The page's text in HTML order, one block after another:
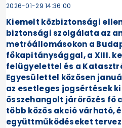
2026-01-29 14:36:00
Kiemelt közbiztonsági
biztonsági szolgálata az
metróállomásokon a
főkapitánysággal, a XIII.
felügyelettel és a
Egyesülettel közösen
az esetleges jogsértések
összehangolt járőrözés fő
több közös akció várható,
együttműködéseket